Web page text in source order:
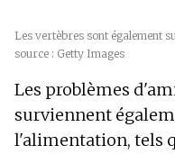
Les vertèbres sont également
source : Getty Images
Les problèmes
surviennent
l'alimentation, tels